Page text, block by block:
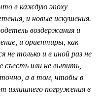
в каждую эпоху
и новые искушения.
воздержания и
и ориентиры, как
не только и в иной раз не
съесть или не выпить,
а в том, чтобы в
излишнего погружения в